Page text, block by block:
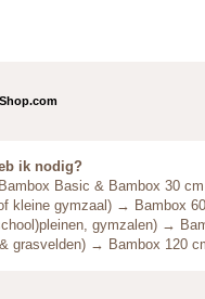
ik nodig?
Basic & Bambox 30 cm
kleine gymzaal) → Bambox
gymzalen) →
grasvelden) → Bambox 120